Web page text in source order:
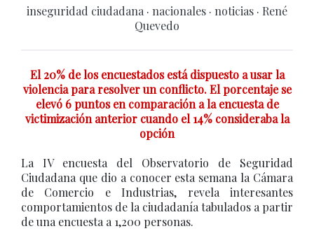
inseguridad ciudadana · nacionales · noticias · René
Quevedo
El 20% de los encuestados está dispuesto a usar la
violencia para resolver un conflicto. El porcentaje se
elevó 6 puntos en comparación a la encuesta de
victimización anterior cuando el 14% consideraba la
opción
La IV encuesta del Observatorio de Seguridad
Ciudadana que dio a conocer esta semana la Cámara
de Comercio e Industrias, revela interesantes
comportamientos de la ciudadanía tabulados a partir
de una encuesta a 1,200 personas.